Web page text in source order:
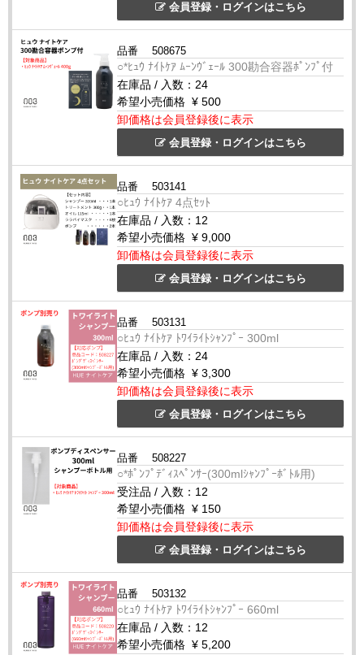
会員登録・ログインはこちら
品番 508675
○*ﾋｭｳ ﾅｲﾄｹｱ ﾑｰﾝｳﾞｪｰﾙ 300勘合容器ﾎﾟﾝﾌﾟ付
在庫品 / 入数： 24
希望小売価格 ¥ 500
卸価格は会員登録後に表示
会員登録・ログインはこちら
品番 503141
○ﾋｭｳ ﾅｲﾄｹｱ 4点ｾｯﾄ
在庫品 / 入数： 12
希望小売価格 ¥ 9,000
卸価格は会員登録後に表示
会員登録・ログインはこちら
品番 503131
○ﾋｭｳ ﾅｲﾄｹｱ ﾄﾜｲﾗｲﾄｼｬﾝﾌﾟｰ 300ml
在庫品 / 入数： 24
希望小売価格 ¥ 3,300
卸価格は会員登録後に表示
会員登録・ログインはこちら
品番 508227
○*ﾎﾟﾝﾌﾟﾃﾞｨｽﾍﾟﾝｻｰ(300mlｼｬﾝﾌﾟｰﾎﾞﾄﾙ用)
受注品 / 入数： 12
希望小売価格 ¥ 150
卸価格は会員登録後に表示
会員登録・ログインはこちら
品番 503132
○ﾋｭｳ ﾅｲﾄｹｱ ﾄﾜｲﾗｲﾄｼｬﾝﾌﾟｰ 660ml
在庫品 / 入数： 12
希望小売価格 ¥ 5,200